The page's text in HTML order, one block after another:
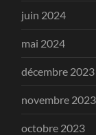
juin 2024
mai 2024
décembre 2023
novembre 2023
octobre 2023